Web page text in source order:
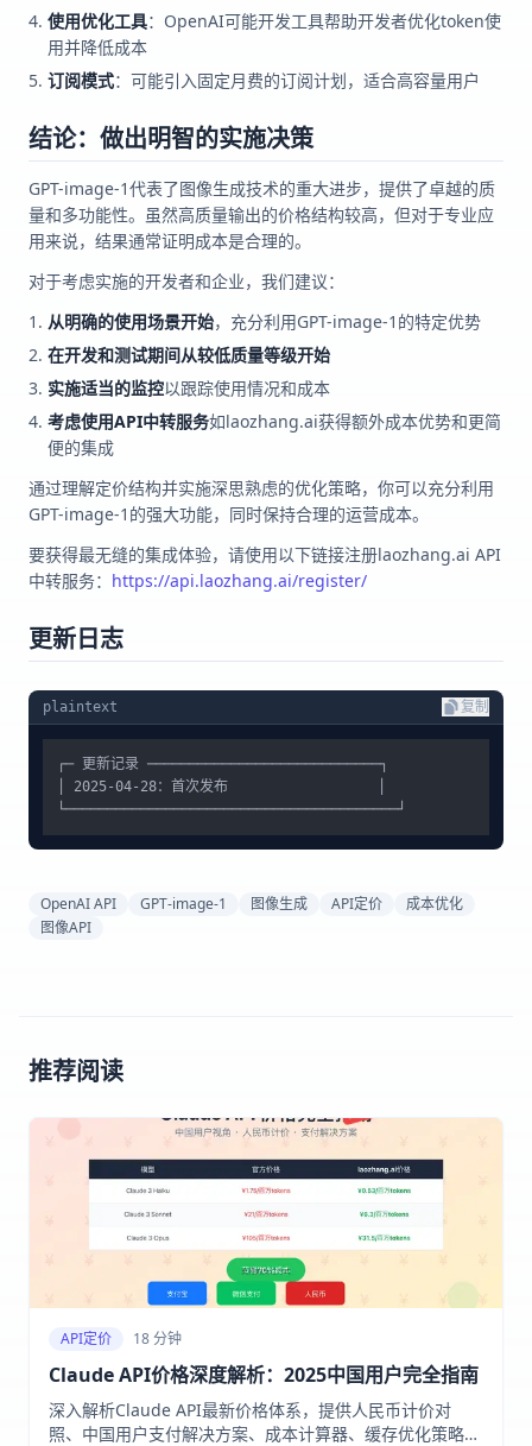
使用优化工具：OpenAI可能开发工具帮助开发者优化token使
用并降低成本
订阅模式：可能引入固定月费的订阅计划，适合高容量用户
结论：做出明智的实施决策
GPT-image-1代表了图像生成技术的重大进步，提供了卓越的质
量和多功能性。虽然高质量输出的价格结构较高，但对于专业应
用来说，结果通常证明成本是合理的。
对于考虑实施的开发者和企业，我们建议：
从明确的使用场景开始，充分利用GPT-image-1的特定优势
在开发和测试期间从较低质量等级开始
实施适当的监控以跟踪使用情况和成本
考虑使用API中转服务如laozhang.ai获得额外成本优势和更简
便的集成
通过理解定价结构并实施深思熟虑的优化策略，你可以充分利用
GPT-image-1的强大功能，同时保持合理的运营成本。
要获得最无缝的集成体验，请使用以下链接注册laozhang.ai API
中转服务： https://api.laozhang.ai/register/
更新日志
plaintext 复制
┌─ 更新记录 ────────────────────────────┐
│ 2025-04-28：首次发布                  │
OpenAI API GPT-image-1 图像生成 API定价
成本优化
图像API
推荐阅读
API定价 18 分钟
Claude API价格深度解析：2025中国用户完全指南
深入解析Claude API最新价格体系，提供人民币计价对
照、中国用户支付解决方案、成本计算器、缓存优化策略。